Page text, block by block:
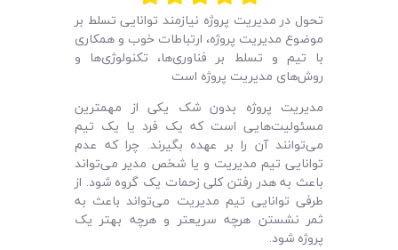
تحول در مدیریت پروژه نیازمند توانایی تسلط بر
موضوع مدیریت پروژه، ارتباطات خوب و همکاری
با تیم و تسلط بر فناوری‌ها، تکنولوژی‌ها و
روش‌های مدیریت پروژه است
مدیریت پروژه بدون شک یکی از مهمترین
مسئولیت‌هایی است که یک فرد یا یک تیم
می‌توانند آن را بر عهده بگیرند. چرا که عدم
توانایی تیم مدیریت و یا شخص مدیر می‌تواند
باعث به هدر رفتن کلی زحمات یک گروه شود. از
طرفی توانایی تیم مدیریت می‌تواند باعث به
ثمر نشستن هرچه سریعتر و هرچه بهتر یک
پروژه شود.